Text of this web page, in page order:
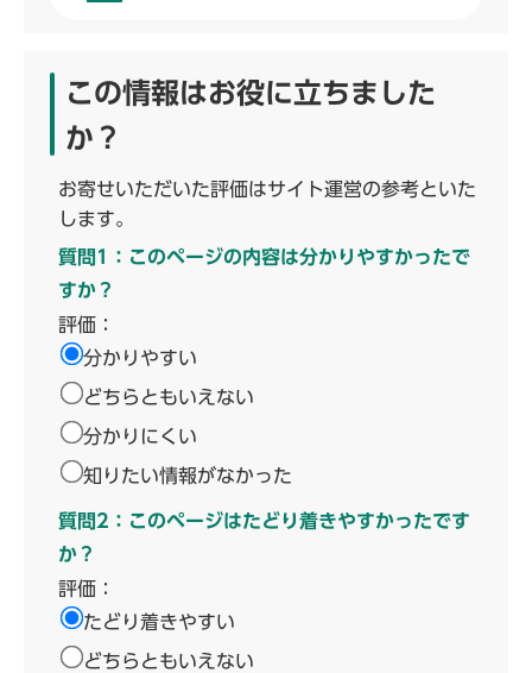
この情報はお役に立ちました
か？
お寄せいただいた評価はサイト運営の参考といた
します。
質問1：このページの内容は分かりやすかったで
すか？
評価：
分かりやすい
どちらともいえない
分かりにくい
知りたい情報がなかった
質問2：このページはたどり着きやすかったです
か？
評価：
たどり着きやすい
どちらともいえない